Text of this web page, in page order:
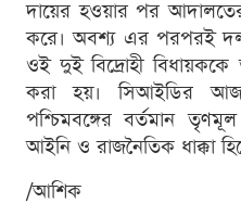
দায়ের হওয়ার পর
করে। অবশ্য এর পরপরই
ওই দুই বিদ্রোহী বিধায়ককে
করা হয়। সিআইডির
পশ্চিমবঙ্গের বর্তমান
আইনি ও রাজনৈতিক ধাক্কা
/আশিক